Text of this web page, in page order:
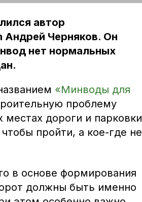
автор
Андрей Черняков. Он
нет нормальных
«Минводы для
проблему
дороги и парковки
пройти, а кое-где не
в основе формирования
должны быть именно